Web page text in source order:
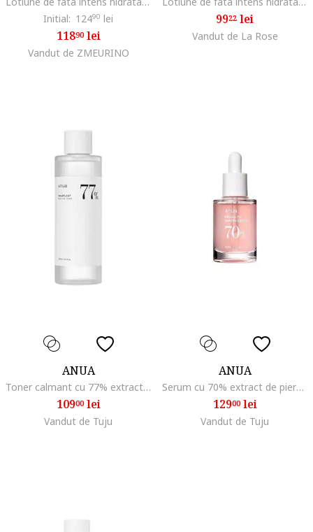
Initial: 12490 lei
11890lei
Vandut de ZMEURINO
9922 lei
Vandut de La Rose
ANUA
Toner calmant cu 77% extract de Houttuynia Cordata 250ml
10900lei
Vandut de Tuju
ANUA
Serum cu 70% extract de piersica si niacinamide 30ml
12900lei
Vandut de Tuju